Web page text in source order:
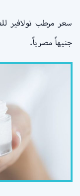
سعر مرطب نولافير للعبوة
جنيهاً مصرياً.